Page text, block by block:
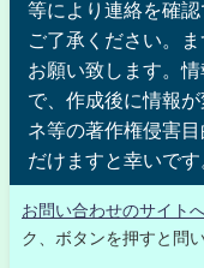
等により連絡を確認
ご了承ください。
お願い致します。
で、作成後に情報
ネ等の著作権侵害
だけますと幸いです
お問い合わせのサイト
ク、ボタンを押すと問